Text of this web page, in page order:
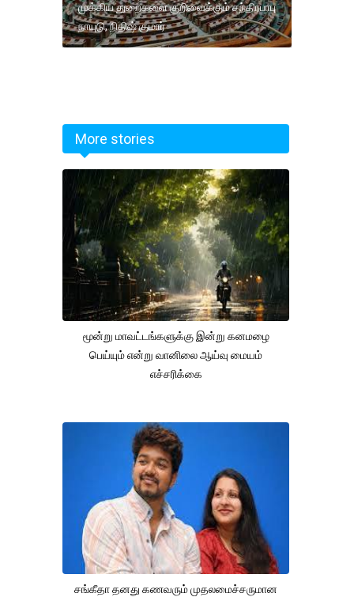
முக்கிய துறைகளை குறிவைக்கும் சந்திரபாபு
நாயுடு, நிதிஷ் குமார்
More stories
மூன்று மாவட்டங்களுக்கு இன்று கனமழை
பெய்யும் என்று வானிலை ஆய்வு மையம்
எச்சரிக்கை
சங்கீதா தனது கணவரும் முதலமைச்சருமான